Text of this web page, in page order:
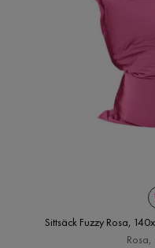
Sittsäck Fuzzy Rosa,